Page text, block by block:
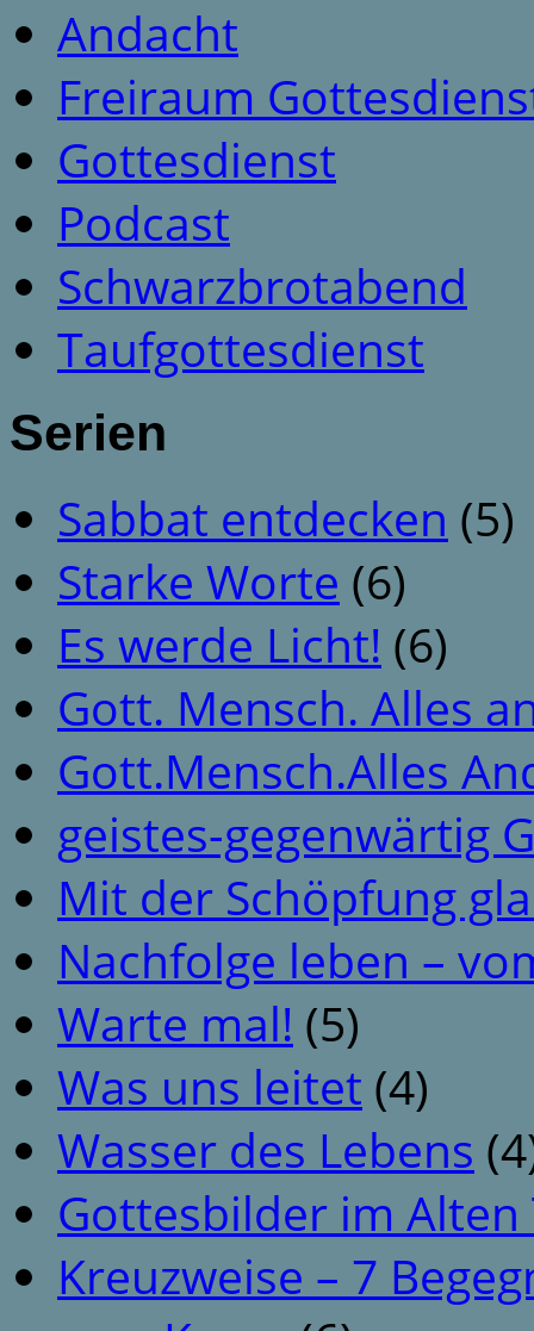
Andacht
Freiraum
Gottesdienst
Podcast
Schwarzbrotabend
Taufgottesdienst
Serien
Sabbat entdecken (5)
Starke Worte (6)
Es werde Licht! (6)
Gott. Mensch. Alles
Gott.Mensch.Alles
geistes-gegenwärtig
Mit der Schöpfung
Nachfolge leben –
Warte mal! (5)
Was uns leitet (4)
Wasser des Lebens
Gottesbilder im
Kreuzweise – 7